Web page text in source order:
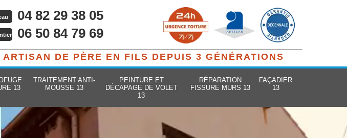
04 82 29 38 05
06 50 84 79 69
ARTISAN DE PÈRE EN FILS DEPUIS 3 GÉNÉRATIONS
13
TRAITEMENT ANTI-
MOUSSE 13
PEINTURE ET
DÉCAPAGE DE VOLET
13
RÉPARATION
FISSURE MURS 13
FAÇADIER
13